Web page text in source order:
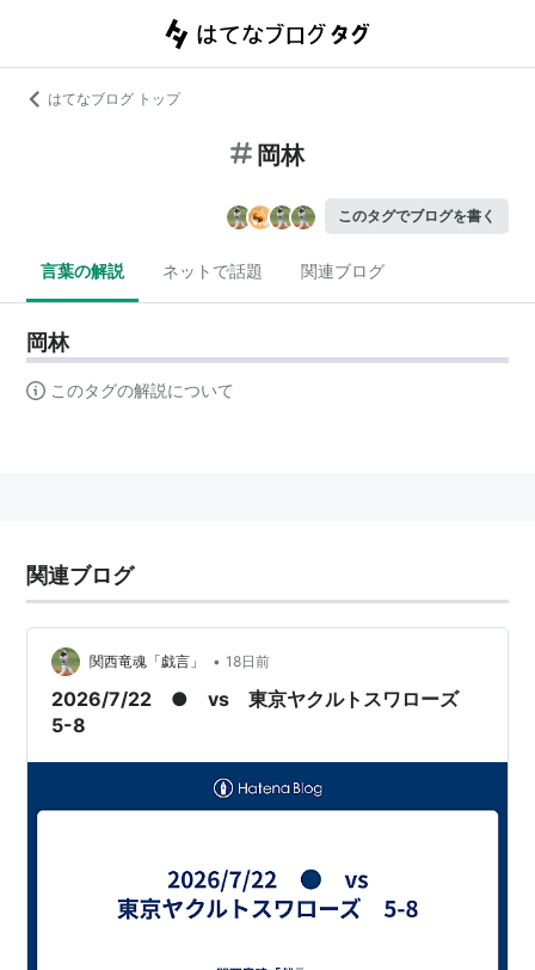
はてなブログ トップ
岡林
このタグでブログを書く
言葉の解説 ネットで話題 関連ブログ
岡林
このタグの解説について
関連ブログ
関西竜魂「戯言」 • 18日前
2026/7/22 ● vs 東京ヤクルトスワローズ
5-8